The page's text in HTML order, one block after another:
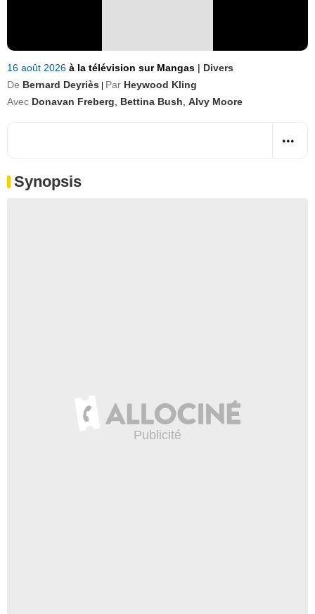
16 août 2026 à la télévision sur Mangas | Divers
De Bernard Deyriès Par Heywood Kling
Avec Donavan Freberg Bettina Bush Alvy Moore
Synopsis